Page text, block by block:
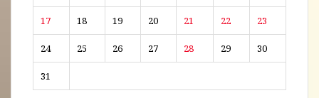
17 18 19 20 21 22 23
24 25 26 27 28 29 30
31